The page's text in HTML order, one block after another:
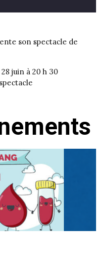
son spectacle de
juin à 20 h 30